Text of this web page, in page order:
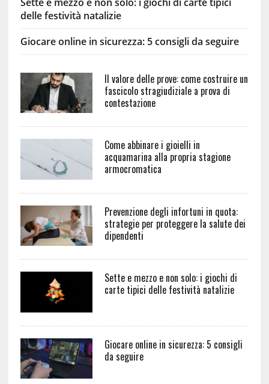
delle festività natalizie
Giocare online in sicurezza: 5 consigli da seguire
Il valore delle prove: come costruire un
fascicolo stragiudiziale a prova di
contestazione
Come abbinare i gioielli in
acquamarina alla propria stagione
armocromatica
Prevenzione degli infortuni in quota:
strategie per proteggere la salute dei
dipendenti
Sette e mezzo e non solo: i giochi di
carte tipici delle festività natalizie
Giocare online in sicurezza: 5 consigli
da seguire